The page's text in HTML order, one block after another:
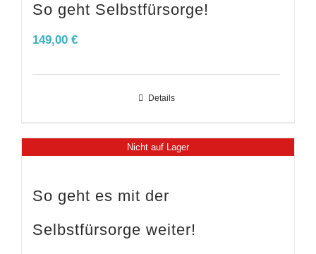
So geht Selbstfürsorge!
149,00 €
Details
Nicht auf Lager
So geht es mit der
Selbstfürsorge weiter!